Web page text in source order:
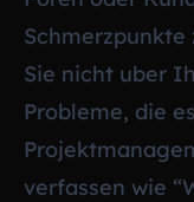
Sie nicht uber
Probleme, die
verfassen wie